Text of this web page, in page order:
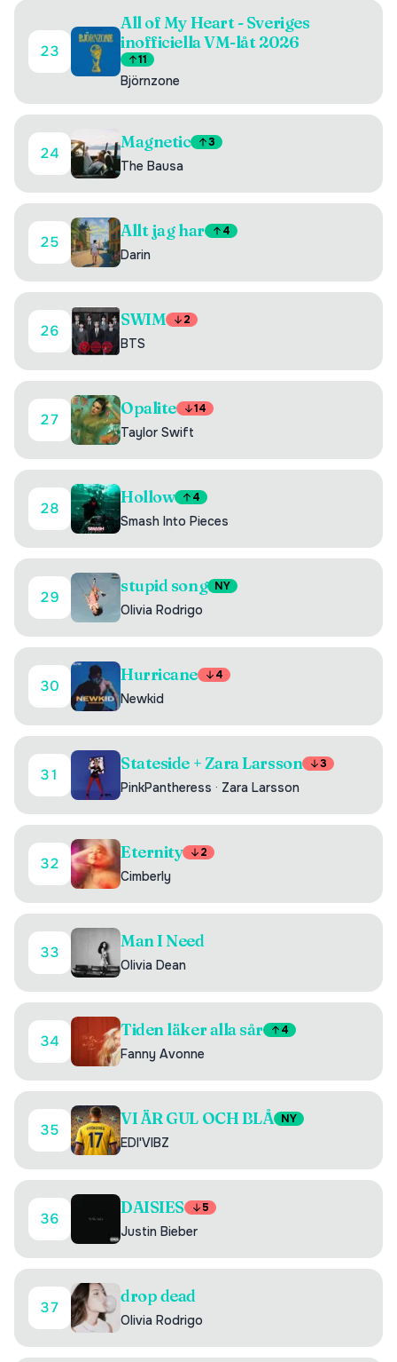
23
All of My Heart - Sveriges
inofficiella VM-låt 2026
11
Björnzone
24
Magnetic 3
The Bausa
25
Allt jag har 4
Darin
26
SWIM 2
BTS
27
Opalite 14
Taylor Swift
28
Hollow 4
Smash Into Pieces
29
stupid song NY
Olivia Rodrigo
30
Hurricane 4
Newkid
31
Stateside + Zara Larsson 3
PinkPantheress · Zara Larsson
32
Eternity 2
Cimberly
33
Man I Need
Olivia Dean
34
Tiden läker alla sår 4
Fanny Avonne
35
VI ÄR GUL OCH BLÅ NY
EDI'VIBZ
36
DAISIES 5
Justin Bieber
37
drop dead
Olivia Rodrigo